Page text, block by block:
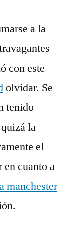
a la
con este
olvidar. Se
tenido
la
el
cuanto a
manchester